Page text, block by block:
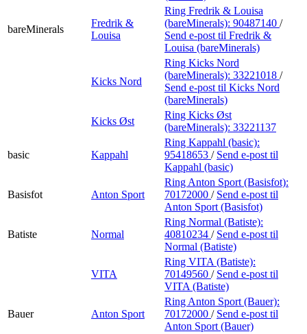
bareMinerals
Fredrik &
Louisa
Ring Fredrik & Louisa
(bareMinerals): 90487140 /
Send e-post til Fredrik &
Louisa (bareMinerals)
Kicks Nord
Ring Kicks Nord
(bareMinerals): 33221018 /
Send e-post til Kicks Nord
(bareMinerals)
Kicks Øst
Ring Kicks Øst
(bareMinerals): 33221137
basic Kappahl
Ring Kappahl (basic):
95418653 / Send e-post til
Kappahl (basic)
Basisfot Anton Sport
Ring Anton Sport (Basisfot):
70172000 / Send e-post til
Anton Sport (Basisfot)
Batiste Normal
Ring Normal (Batiste):
40810234 / Send e-post til
Normal (Batiste)
VITA
Ring VITA (Batiste):
70149560 / Send e-post til
VITA (Batiste)
Bauer Anton Sport
Ring Anton Sport (Bauer):
70172000 / Send e-post til
Anton Sport (Bauer)